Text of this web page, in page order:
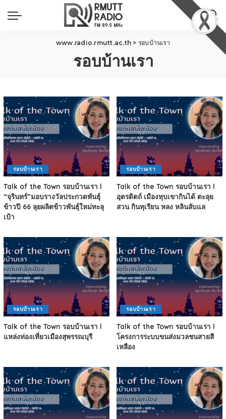
www.radio.rmutt.ac.th > รอบบ้านเรา
รอบบ้านเรา
รอบบ้านเรา
Talk of the Town รอบบ้านเรา l
“จุรินทร์”มอบรางวัลประกวดพันธุ์
ข้าวปี 66 ลุยผลิตข้าวพันธุ์ใหม่ทะลุ
เป้า
รอบบ้านเรา
Talk of the Town รอบบ้านเรา l
อุตรดิตถ์ เมืองหุบเขากินได้ ตะลุย
สวน กินทุเรียน หลง หลินลับแล
รอบบ้านเรา
Talk of the Town รอบบ้านเรา l
แหล่งท่องเที่ยวเมืองสุพรรณบุรี
รอบบ้านเรา
Talk of the Town รอบบ้านเรา l
โครงการระบบขนส่งมวลชนสายสี
เหลือง